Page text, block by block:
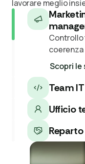
lavorare meglio
coerenza
Scopri
Team IT
Ufficio